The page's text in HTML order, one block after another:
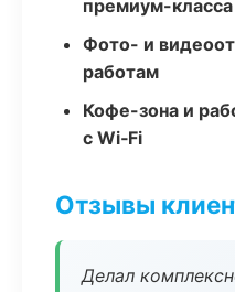
премиум-класса
Фото- и
работам
Кофе-зона и
с Wi‑Fi
Отзывы
Делал